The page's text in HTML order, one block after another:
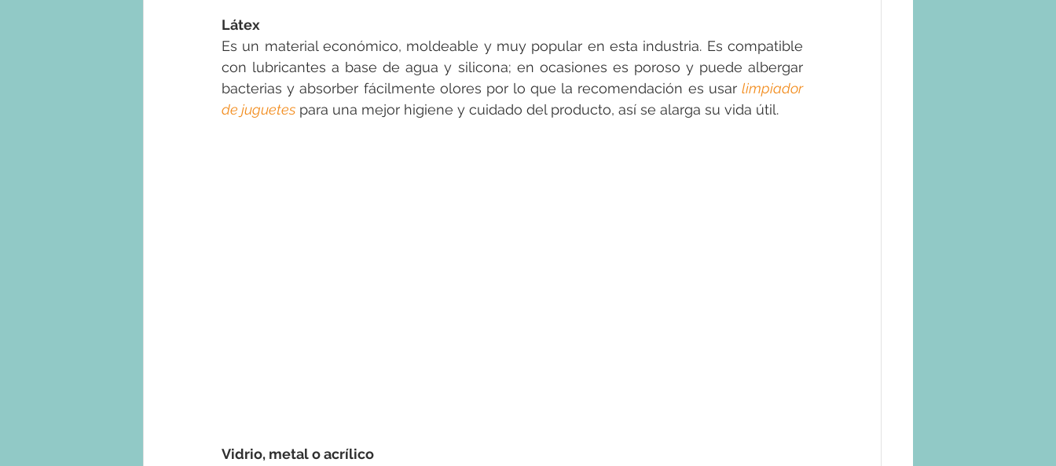
Látex
Es un material económico, moldeable y muy popular en esta industria. Es compatible
con lubricantes a base de agua y silicona; en ocasiones es poroso y puede albergar
bacterias y absorber fácilmente olores por lo que la recomendación es usar limpiador
de juguetes para una mejor higiene y cuidado del producto, así se alarga su vida útil.
Vidrio, metal o acrílico